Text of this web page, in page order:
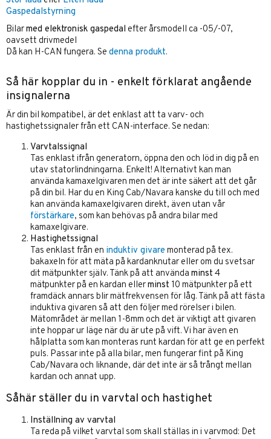
Gaspedalstyrning
Bilarmed elektronisk gaspedal efter årsmodell ca -05/-07,
oavsett drivmedel
Då kan H-CAN fungera. Se denna produkt.
Så här kopplar du in - enkelt förklarat angående
insignalerna
Är din bil kompatibel, är det enklast att ta varv- och
hastighetssignaler från ett CAN-interface. Se nedan:
Varvtalssignal
Tas enklast ifrån generatorn, öppna den och löd in dig på en
utav statorlindningarna. Enkelt! Alternativt kan man
använda kamaxelgivaren men det är inte säkert att det går
på din bil. Har du en King Cab/Navara kanske du till och med
kan använda kamaxelgivaren direkt, även utan vår
förstärkare, som kan behövas på andra bilar med
kamaxelgivare.
Hastighetssignal
Tas enklast från en induktiv givare monterad på tex.
bakaxeln för att mäta på kardanknutar eller om du svetsar
dit mätpunkter själv. Tänk på att använda minst 4
mätpunkter på en kardan ellerminst 10 mätpunkter på ett
framdäck annars blir mätfrekvensen för låg. Tänk på att fästa
induktiva givaren så att den följer med rörelser i bilen.
Mätområdet är mellan 1-8mm och det är viktigt att givaren
inte hoppar ur läge när du är ute på vift. Vi har även en
hålplatta som kan monteras runt kardan för att ge en perfekt
puls. Passar inte på alla bilar, men fungerar fint på King
Cab/Navara och liknande, där det inte är så trångt mellan
kardan och annat upp.
Såhär ställer du in varvtal och hastighet
Inställning av varvtal
Ta reda på vilket varvtal som skall ställas in i varvmod: Det